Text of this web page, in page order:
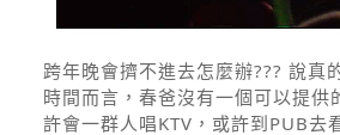
跨年晚會擠不進去怎麼辦??? 說真
時間而言，春爸沒有一個可以提供
許會一群人唱KTV，或許到PUB去